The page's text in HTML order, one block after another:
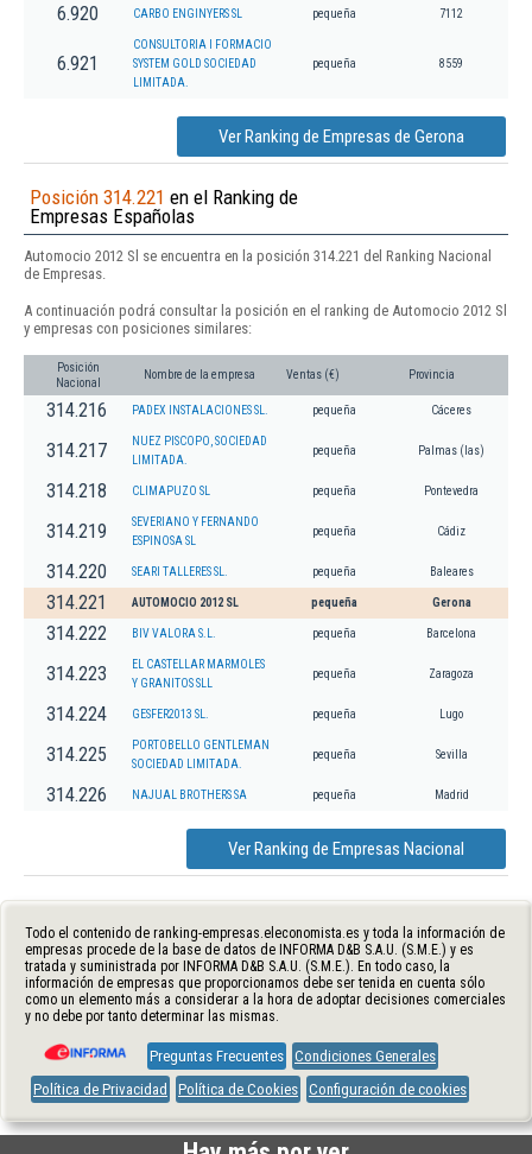
6.920 CARBO ENGINYERS SL pequeña 7112
6.921
CONSULTORIA I FORMACIO
SYSTEM GOLD SOCIEDAD
LIMITADA.
pequeña 8559
Ver Ranking de Empresas de Gerona
Posición 314.221 en el Ranking de
Empresas Españolas
Automocio 2012 Sl se encuentra en la posición 314.221 del Ranking Nacional
de Empresas.
A continuación podrá consultar la posición en el ranking de Automocio 2012 Sl
y empresas con posiciones similares:
Posición
Nacional
Nombre de la empresa Ventas (€) Provincia
314.216 PADEX INSTALACIONES SL. pequeña Cáceres
314.217
NUEZ PISCOPO, SOCIEDAD
LIMITADA.
pequeña Palmas (las)
314.218 CLIMAPUZO SL pequeña Pontevedra
314.219
SEVERIANO Y FERNANDO
ESPINOSA SL
pequeña Cádiz
314.220 SEARI TALLERES SL. pequeña Baleares
314.221 AUTOMOCIO 2012 SL pequeña Gerona
314.222 BIV VALORA S.L. pequeña Barcelona
314.223
EL CASTELLAR MARMOLES
Y GRANITOS SLL
pequeña Zaragoza
314.224 GESFER2013 SL. pequeña Lugo
314.225
PORTOBELLO GENTLEMAN
SOCIEDAD LIMITADA.
pequeña Sevilla
314.226 NAJUAL BROTHERS SA pequeña Madrid
Ver Ranking de Empresas Nacional
Todo el contenido de ranking-empresas.eleconomista.es y toda la información de
empresas procede de la base de datos de INFORMA D&B S.A.U. (S.M.E.) y es
tratada y suministrada por INFORMA D&B S.A.U. (S.M.E.). En todo caso, la
información de empresas que proporcionamos debe ser tenida en cuenta sólo
como un elemento más a considerar a la hora de adoptar decisiones comerciales
y no debe por tanto determinar las mismas.
Preguntas Frecuentes Condiciones Generales
Política de Privacidad
Política de Cookies Configuración de cookies